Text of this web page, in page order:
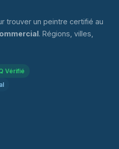
trouver un peintre certifié au
. Régions, villes,
Vérifié